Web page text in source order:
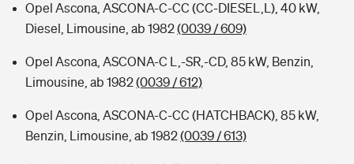
Opel Ascona, ASCONA-C-CC (CC-DIESEL,L), 40 kW,
Diesel, Limousine, ab 1982(0039 / 609)
Opel Ascona, ASCONA-C L,-SR,-CD, 85 kW, Benzin,
Limousine, ab 1982(0039 / 612)
Opel Ascona, ASCONA-C-CC (HATCHBACK), 85 kW,
Benzin, Limousine, ab 1982(0039 / 613)